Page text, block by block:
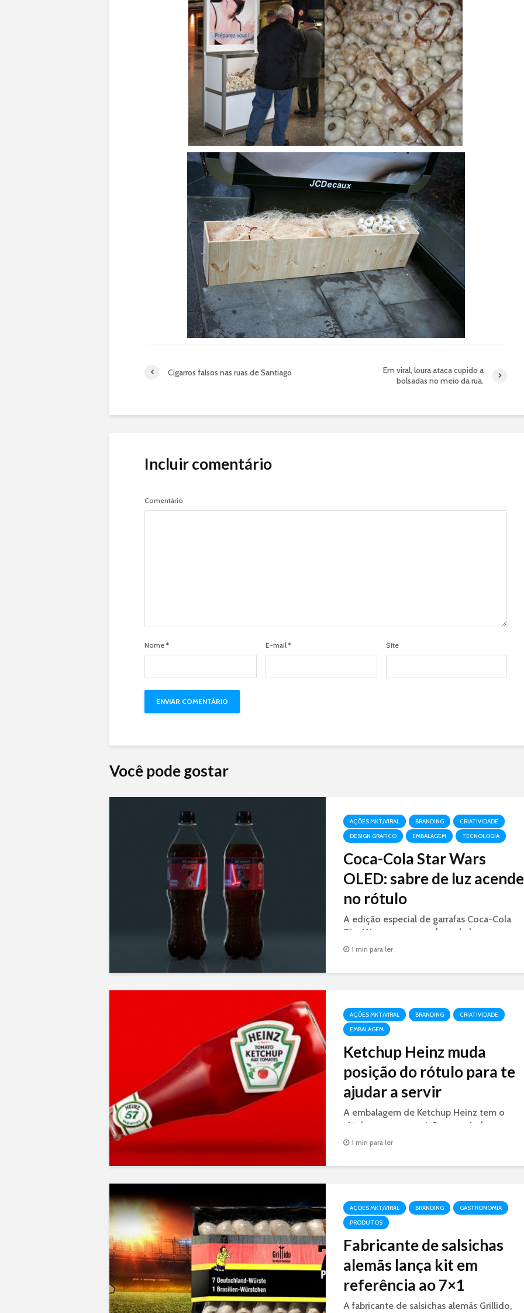
Cigarros falsos nas ruas de Santiago
Em viral, loura ataca cupido a
bolsadas no meio da rua.
Incluir comentário
Comentário
Nome * E-mail * Site
Você pode gostar
AÇÕES MKT/VIRAL BRANDING
CRIATIVIDADE
DESIGN GRÁFICO
EMBALAGEM TECNOLOGIA
Coca-Cola Star Wars
OLED: sabre de luz acende
no rótulo
A edição especial de garrafas Coca-Cola
Star Wars, possuem sabres de luz nas cores
azul e vermelho que ficam iluminados
1 min para ler
AÇÕES MKT/VIRAL BRANDING
CRIATIVIDADE
EMBALAGEM
Ketchup Heinz muda
posição do rótulo para te
ajudar a servir
A embalagem de Ketchup Heinz tem o
rótulo em nova posição para ajudar o
consumidor a servir a quantidade certa de
1 min para ler
AÇÕES MKT/VIRAL BRANDING
GASTRONOMIA
PRODUTOS
Fabricante de salsichas
alemãs lança kit em
referência ao 7×1
A fabricante de salsichas alemãs Grillido,